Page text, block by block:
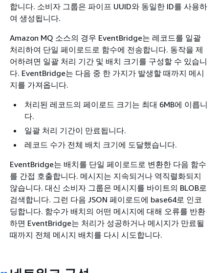
합니다. 소비자 그룹은 파이프 UUID와 동일한 ID를 사용하
여 생성됩니다.
Amazon MQ 소스의 경우 EventBridge는 레코드를 일괄
처리하여 단일 페이로드로 함수에 전송합니다. 동작을 제
어하려면 일괄 처리 기간 및 배치 크기를 구성할 수 있습니
다. EventBridge는 다음 중 한 가지가 발생할 때까지 메시
지를 가져옵니다.
처리된 레코드의 페이로드 크기는 최대 6MB에 이릅니
다.
일괄 처리 기간이 만료됩니다.
레코드 수가 전체 배치 크기에 도달했습니다.
EventBridge는 배치를 단일 페이로드로 변환한 다음 함수
를 간접 호출합니다. 메시지는 지속되거나 역직렬화되지
않습니다. 대신 소비자 그룹은 메시지를 바이트의 BLOB로
검색합니다. 그런 다음 JSON 페이로드에 base64로 인코
딩합니다. 함수가 배치의 어떤 메시지에 대해 오류를 반환
하면 EventBridge는 처리가 성공하거나 메시지가 만료될
때까지 전체 메시지 배치를 다시 시도합니다.